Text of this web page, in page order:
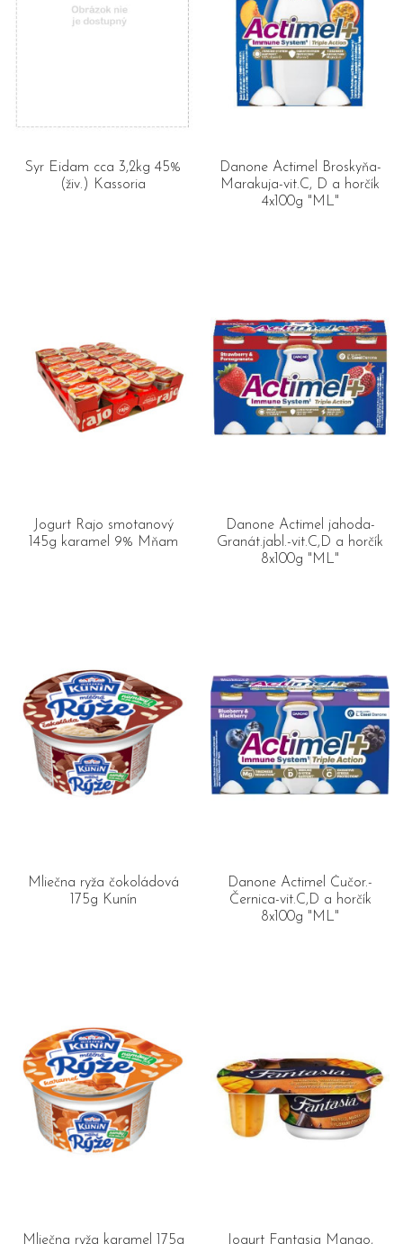
Syr Eidam cca 3,2kg 45%
(živ.) Kassoria
Danone Actimel Broskyňa-
Marakuja-vit.C, D a horčík
4x100g "ML"
Jogurt Rajo smotanový
145g karamel 9% Mňam
Danone Actimel jahoda-
Granát.jabl.-vit.C,D a horčík
8x100g "ML"
Mliečna ryža čokoládová
175g Kunín
Danone Actimel Čučor.-
Černica-vit.C,D a horčík
8x100g "ML"
Mliečna ryža karamel 175g
Jogurt Fantasia Mango,